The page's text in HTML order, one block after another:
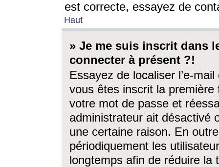
est correcte, essayez de
Haut
» Je me suis inscrit dans
connecter à présent ?!
Essayez de localiser l’e-
vous êtes inscrit la première
votre mot de passe et
administrateur ait désactivé
une certaine raison. En
périodiquement les
longtemps afin de réduire la